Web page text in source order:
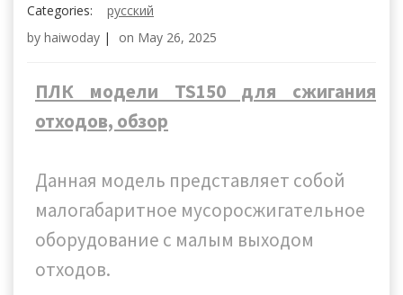
Categories:
русский
by haiwoday | on May 26, 2025
ПЛК модели TS150 для сжигания
отходов, обзор
Данная модель представляет собой
малогабаритное мусоросжигательное
оборудование с малым выходом
отходов.